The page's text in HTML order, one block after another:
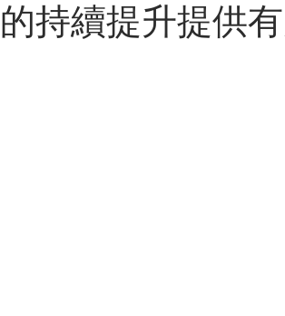
的持續提升提供